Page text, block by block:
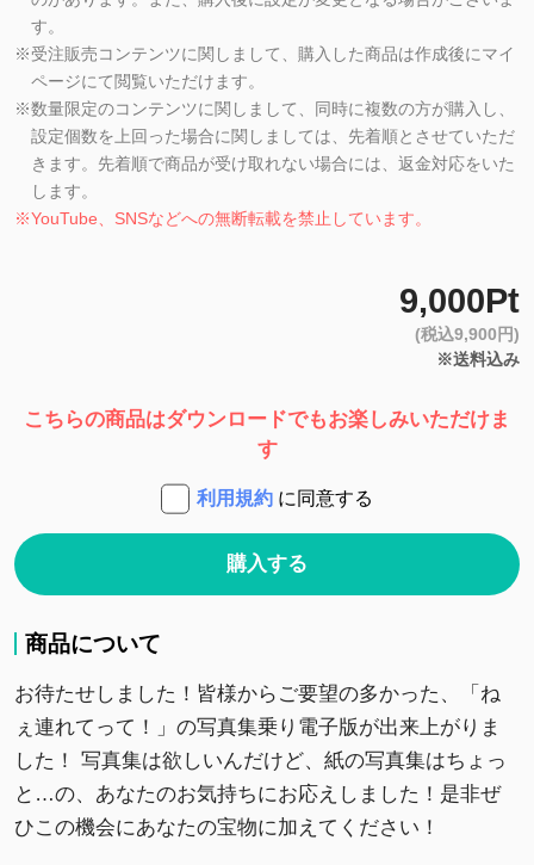
す。
※受注販売コンテンツに関しまして、購入した商品は作成後にマイ
ページにて閲覧いただけます。
※数量限定のコンテンツに関しまして、同時に複数の方が購入し、
設定個数を上回った場合に関しましては、先着順とさせていただ
きます。先着順で商品が受け取れない場合には、返金対応をいた
します。
※YouTube、SNSなどへの無断転載を禁止しています。
9,000Pt
(税込9,900円)
※送料込み
こちらの商品はダウンロードでもお楽しみいただけま
す
利用規約 に同意する
購入する
商品について
お待たせしました！皆様からご要望の多かった、「ね
ぇ連れてって！」の写真集乗り電子版が出来上がりま
した！ 写真集は欲しいんだけど、紙の写真集はちょっ
と…の、あなたのお気持ちにお応えしました！是非ぜ
ひこの機会にあなたの宝物に加えてください！